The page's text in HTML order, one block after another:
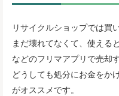
リサイクルショップでは買
まだ壊れてなくて、使える
などのフリマアプリで売却
どうしても処分にお金をか
がオススメです。